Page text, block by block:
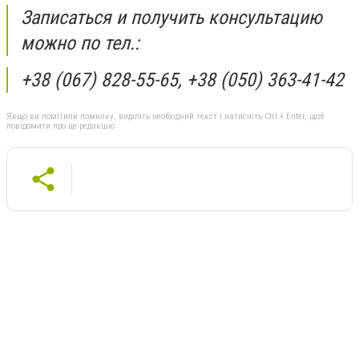
Записаться и получить консультацию
можно по тел.:
+38 (067) 828-55-65, +38 (050) 363-41-42
Якщо ви помітили помилку, виділіть необхідний текст і натисніть Ctrl + Enter, щоб
повідомити про це редакцію